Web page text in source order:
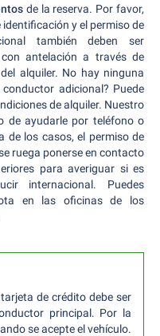
de la reserva. Por favor,
y el permiso de
también deben ser
antelación a través de
alquiler. No hay ninguna
adicional? Puede
de alquiler. Nuestro
de ayudarle por teléfono o
de los casos, el permiso de
ruega ponerse en contacto
para averiguar si es
internacional. Puedes
en las oficinas de los
de crédito debe ser
principal. Por la
se acepte el vehículo.